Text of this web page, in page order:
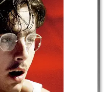
｜2025年｜ティモシー・シャ
/ドラマ ｜NYの靴屋で働きながら
妊娠、選手資格はく奪、資金は
。